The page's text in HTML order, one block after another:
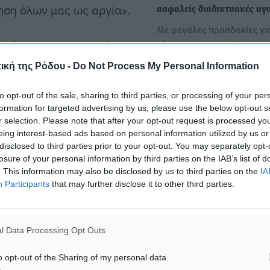
της Ρόδου - Do Not Process My Personal Information
opt-out of the sale, sharing to third parties, or processing of your
for targeted advertising by us, please use the below opt-out
selection. Please note that after your opt-out request is processed
interest-based ads based on personal information utilized by us
to third parties prior to your opt-out. You may separately
of your personal information by third parties on the IAB’s list of
This information may also be disclosed by us to third parties on the
Participants that may further disclose it to other third parties.
Data Processing Opt Outs
opt-out of the Sharing of my personal data.
όλων μας ως αργία».
δεν περιλαμβάνεται
αργίες. Η νομοθεσία
τα προηγούμενα
τη λειτουργία
το κανονικό τους
να λάβουν το
στις
ήταν γι’ αυτούς
μισθό τους η αμοιβή
εξέδωσε επίσης
επιχειρήσεις θα
ασφαλείς διαδικτυακές
Με μεγάλες προσδοκίες
τόνωση της ρευστότητας
Black Friday: Ώθηση στην
από το εκπτωτικό γεγονός
Φθινοπώρου
Στην κορυφαία εμπορική
του χειμώνα που
Black Friday (Παρασκευή…